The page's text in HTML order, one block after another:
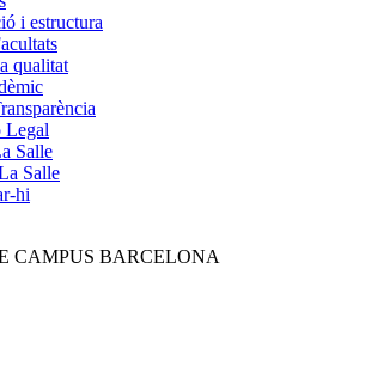
i estructura
qualitat
Legal
Salle
Salle
hi
CAMPUS BARCELONA